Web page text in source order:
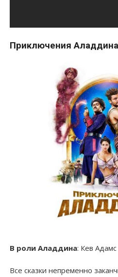
Приключения
В роли Аладдина: Кев Адамс
Все сказки непременно